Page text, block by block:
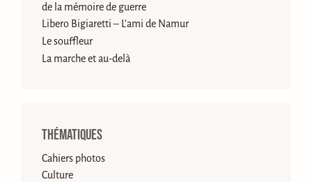
de la mémoire de guerre
Libero Bigiaretti – L’ami de Namur
Le souffleur
La marche et au-delà
Thématiques
Cahiers photos
Culture